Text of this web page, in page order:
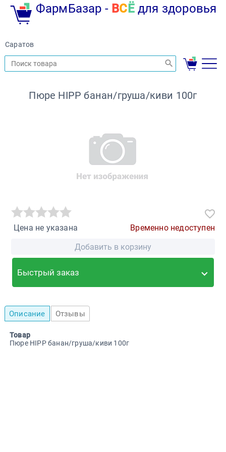
ФармБазар - ВС Ёдля здоровья
Саратов
Пюре HIPP банан/груша/киви 100г
Цена не указана
Временно недоступен
Добавить в корзину
Быстрый заказ
Описание Отзывы
Товар
Пюре HIPP банан/груша/киви 100г